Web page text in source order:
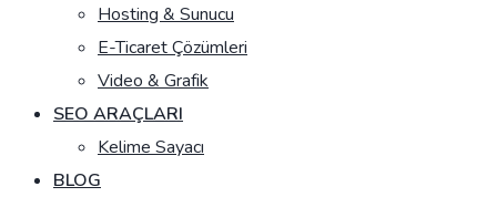
Hosting & Sunucu
E-Ticaret Çözümleri
Video & Grafik
SEO ARAÇLARI
Kelime Sayacı
BLOG